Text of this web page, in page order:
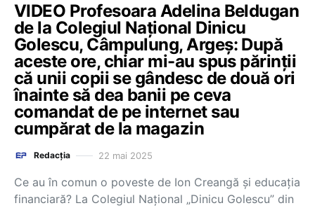
VIDEO Profesoara Adelina Beldugan
de la Colegiul Național Dinicu
Golescu, Câmpulung, Argeș: După
aceste ore, chiar mi-au spus părinții
că unii copii se gândesc de două ori
înainte să dea banii pe ceva
comandat de pe internet sau
cumpărat de la magazin
Redacția 22 mai 2025
Ce au în comun o poveste de Ion Creangă și educația
financiară? La Colegiul Național „Dinicu Golescu” din